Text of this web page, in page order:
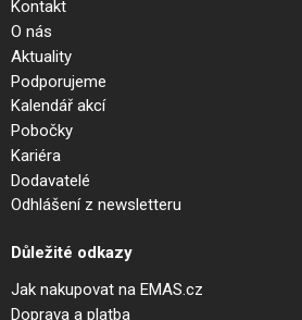
Kontakt
O nás
Aktuality
Podporujeme
Kalendář akcí
Pobočky
Kariéra
Dodavatelé
Odhlášení z newsletteru
Důležité odkazy
Jak nakupovat na EMAS.cz
Doprava a platba